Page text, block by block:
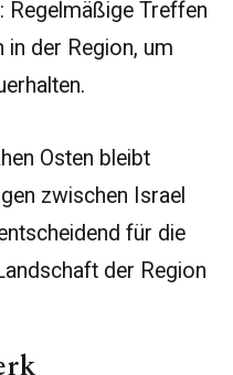
: Regelmäßige Treffen
in der Region, um
Osten bleibt
zwischen Israel
für die
der Region